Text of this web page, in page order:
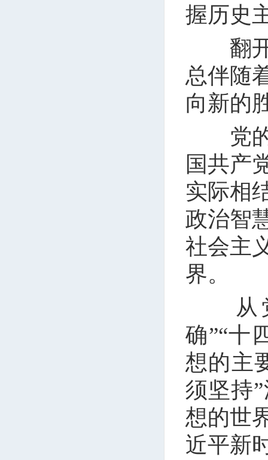
握历史
翻开
总伴随
向新的
党的
国共产
实际相
政治智
社会主
界。
从党
确”“十
想的主
须坚持
想的世
近平新